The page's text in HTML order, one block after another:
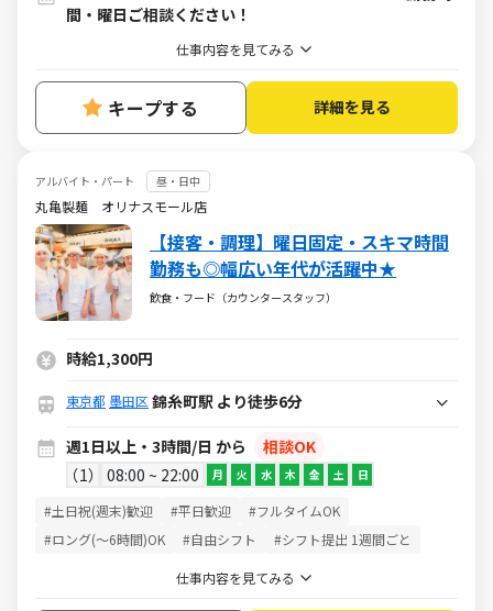
間・曜日ご相談ください！
仕事内容を見てみる
キープする 詳細を見る
アルバイト・パート 昼・日中
丸亀製麺 オリナスモール店
【接客・調理】曜日固定・スキマ時間
勤務も◎幅広い年代が活躍中★
飲食・フード（カウンタースタッフ）
時給1,300円
東京都 墨田区 錦糸町駅 より徒歩6分
週1日以上・3時間/日 から
相談OK
1
08:00 ~ 22:00 月 火 水 木 金 土 日
#土日祝(週末)歓迎 #平日歓迎
#フルタイムOK
#ロング(～6時間)OK
#自由シフト #シフト提出 1週間ごと
仕事内容を見てみる